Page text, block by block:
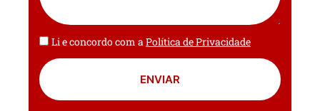
Li e concordo com a Política de Privacidade
ENVIAR